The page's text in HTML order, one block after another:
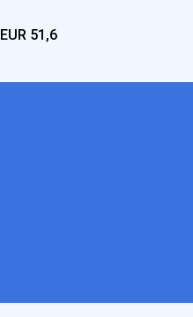
EUR 51,6